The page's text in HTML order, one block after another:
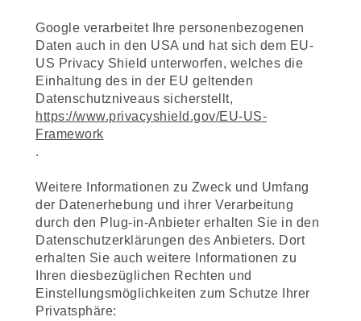
Google verarbeitet Ihre personenbezogenen
Daten auch in den USA und hat sich dem EU-
US Privacy Shield unterworfen, welches die
Einhaltung des in der EU geltenden
Datenschutzniveaus sicherstellt,
https://www.privacyshield.gov/EU-US-
Framework
.
Weitere Informationen zu Zweck und Umfang
der Datenerhebung und ihrer Verarbeitung
durch den Plug-in-Anbieter erhalten Sie in den
Datenschutzerklärungen des Anbieters. Dort
erhalten Sie auch weitere Informationen zu
Ihren diesbezüglichen Rechten und
Einstellungsmöglichkeiten zum Schutze Ihrer
Privatsphäre: